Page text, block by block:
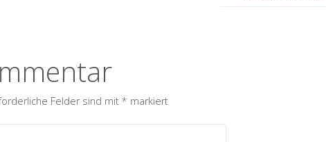
Felder sind mit * markiert